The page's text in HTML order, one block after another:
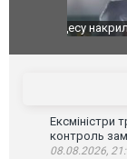
Вже
Ексміністри
контроль
08.08.2026,